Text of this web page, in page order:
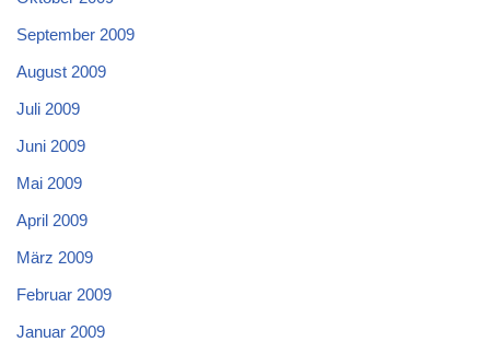
September 2009
August 2009
Juli 2009
Juni 2009
Mai 2009
April 2009
März 2009
Februar 2009
Januar 2009